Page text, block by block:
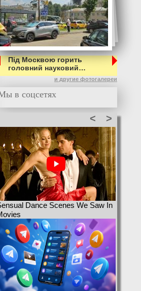
Під Москвою горить
головний науковий…
и другие фотогалереи
в соцсетях
>
<
Dance Scenes We Saw In